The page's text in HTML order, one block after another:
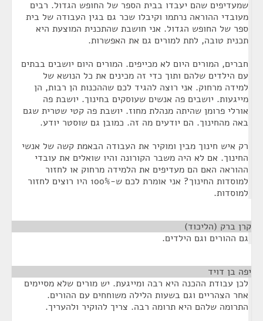
שמעדיפים שהם יעבדו בבית הספר של החופש הגדול. רבים
מעובדי ההוראה נרתמו וקיבלו שכר גם בגין העבודה של בית
ספר של החופש הגדול. אני חושבת שהתכנית המוצעת היא
תכנית טובה, לתת למורים גם את האפשרות.
חברים, המורים היום לא מכייפים. המורים היום יושבים בבתים
עם הילדים שלהם ותוך כדי זה מכינים את כל הנושא של
למידה מרחוק. אני רוצה להגיד לכם שההכנות הן רבות, הן
מייגעות. יושבים פה אנשים שעוסקים בחינוך. יושבת פה
אורלי פרומן שהיתה מנהלת מחוז. יושבת פה קטי שטרית שגם
באה מהחינוך. הם יודעים מה זה. כמובן גם שוסטר יודע.
רק איש חינוך מבין ומוקיר את העבודה הבאמת קשה של אנשי
החינוך. אם לא היה משבר הקורונה והיו שואלים את עובדי
ההוראה האם הם מעדיפים את הלמידה מרחוק או לחזור
למוסדות החינוך? אני אומרת לכם ש-100% היו רוצים לחזור
למוסדות.
קרן ברק (הליכוד)
גם ההורים וגם הילדים.
יפה בן דויד
לכן עבודת ההכנה היא רבה ומייגעת. יש מורים שלא מסיימים
אחר הצהריים וגם בשעות הלילה משוחחים עם ההורים.
התרומה שלהם היא תרומה רבה. צריך להוקיר ולהעריך.